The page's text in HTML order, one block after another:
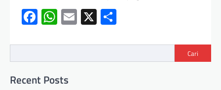
Facebook
WhatsApp
Email
X
Cari
Recent Posts